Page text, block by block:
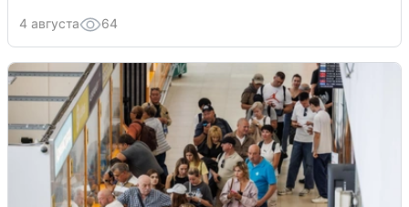
4 августа 64